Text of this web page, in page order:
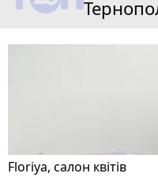
Floriya, салон квітів